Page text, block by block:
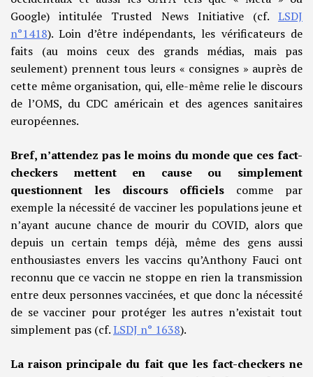
Google) intitulée Trusted News Initiative (cf. LSDJ
n°1418). Loin d’être indépendants, les vérificateurs de
faits (au moins ceux des grands médias, mais pas
seulement) prennent tous leurs « consignes » auprès de
cette même organisation, qui, elle-même relie le discours
de l’OMS, du CDC américain et des agences sanitaires
européennes.
Bref, n’attendez pas le moins du monde que ces fact-
checkers mettent en cause ou simplement
questionnent les discours officiels comme par
exemple la nécessité de vacciner les populations jeune et
n’ayant aucune chance de mourir du COVID, alors que
depuis un certain temps déjà, même des gens aussi
enthousiastes envers les vaccins qu’Anthony Fauci ont
reconnu que ce vaccin ne stoppe en rien la transmission
entre deux personnes vaccinées, et que donc la nécessité
de se vacciner pour protéger les autres n’existait tout
simplement pas (cf.LSDJ n° 1638).
La raison principale du fait que les fact-checkers ne